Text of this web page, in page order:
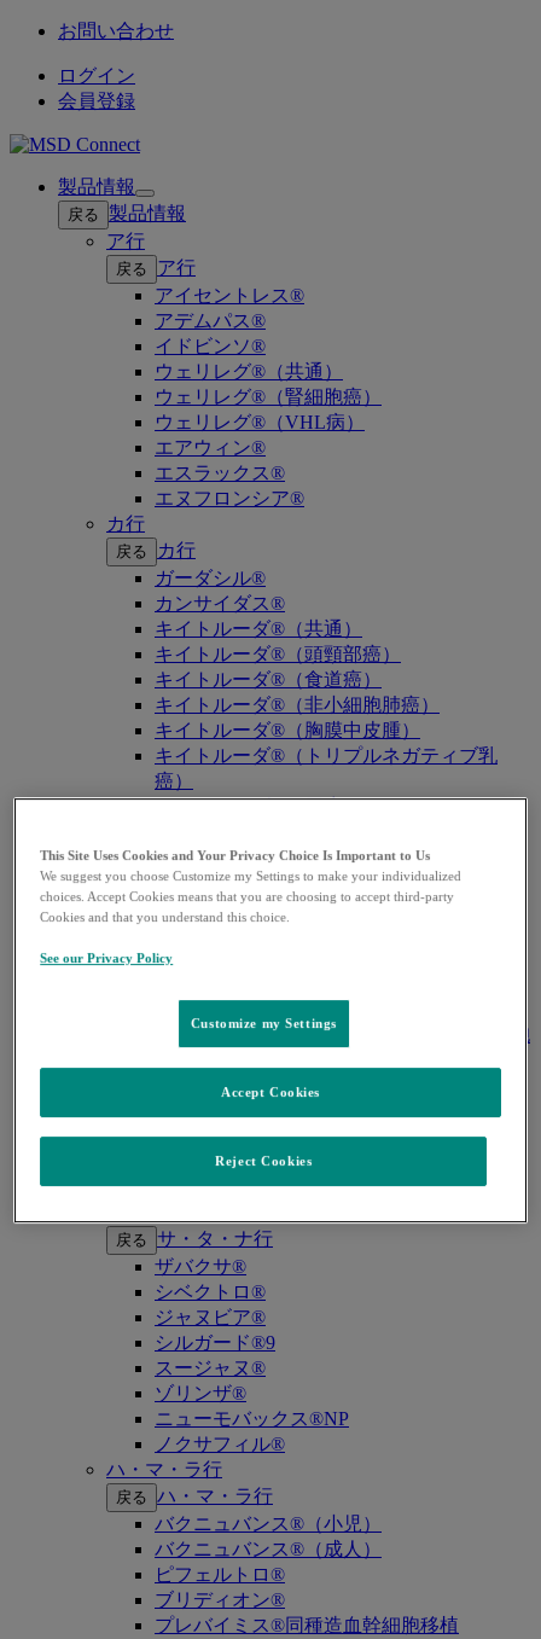
お問い合わせ
ログイン
会員登録
製品情報
Open
submenu
戻る 製品情報
ア行
戻る
ア行
アイセントレス®
アデムパス®
イドビンソ®
ウェリレグ®（共通）
ウェリレグ®（腎細胞癌）
ウェリレグ®（VHL病）
エアウィン®
エスラックス®
エヌフロンシア®
カ行
戻る
カ行
ガーダシル®
カンサイダス®
キイトルーダ®（共通）
キイトルーダ®（頭頸部癌）
キイトルーダ®（食道癌）
キイトルーダ®（非小細胞肺癌）
キイトルーダ®（胸膜中皮腫）
キイトルーダ®（トリプルネガティブ乳
癌）
キイトルーダ®（胃癌）
キイトルーダ®（腎細胞癌）
キイトルーダ®（尿路上皮癌）
キイトルーダ®（子宮体癌）
キイトルーダ®（悪性黒色腫）
キイトルーダ®（原発性縦隔大細胞型B細胞
キイトルーダ®（MSI-High固形癌）
キイトルーダ®（TMB-High固形癌）
キャップバックス®
キュビシン®
戻る サ・タ・ナ行
ザバクサ®
シベクトロ®
ジャヌビア®
シルガード®9
スージャヌ®
ゾリンザ®
ニューモバックス®NP
ノクサフィル®
ハ・マ・ラ行
戻る ハ・マ・ラ行
バクニュバンス®（小児）
バクニュバンス®（成人）
ピフェルトロ®
ブリディオン®
プレバイミス®同種造血幹細胞移植
This Site Uses Cookies and Your Privacy Choice Is Important to Us
We suggest you choose Customize my Settings to make your individualized
choices. Accept Cookies means that you are choosing to accept third-party
Cookies and that you understand this choice.
See our Privacy Policy
Customize my Settings
Reject Cookies
Accept Cookies